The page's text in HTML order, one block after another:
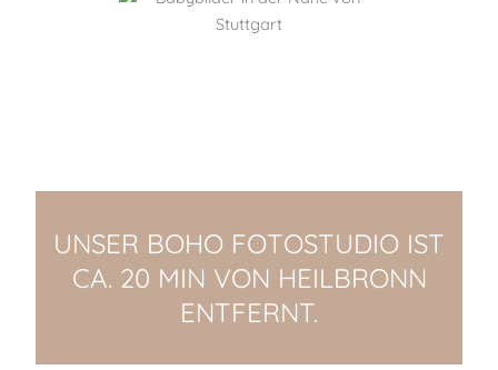
UNSER BOHO FOTOSTUDIO IST
CA. 20 MIN VON HEILBRONN
ENTFERNT.